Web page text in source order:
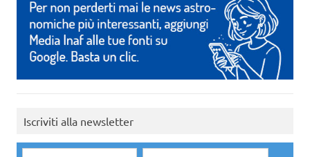
Iscriviti alla newsletter